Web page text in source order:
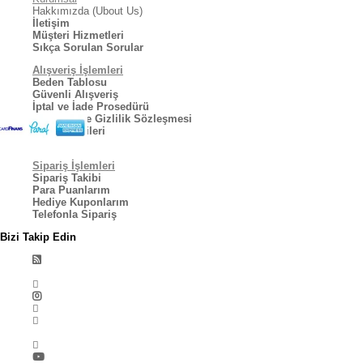
Siparişiniz anında paketleme işlemine geçer ve 24 saat içinde
kargo şirketi tarafından tiklaalbeni.com deposundan teslim alınır.
Siparişim kaç günde ulaşır:
yerlere 2-4 iş gününde teslim edilir
Hakkımızda (Ubout Us)
İletişim
Müşteri Hizmetleri
Sıkça Sorulan Sorular
Alışveriş İşlemleri
Beden Tablosu
Güvenli Alışveriş
İptal ve İade Prosedürü
Kullanıcı ve Gizlilik Sözleşmesi
Kargo Bilgileri
Sipariş İşlemleri
Sipariş Takibi
Para Puanlarım
Hediye Kuponlarım
Telefonla Sipariş
Bizi Takip Edin